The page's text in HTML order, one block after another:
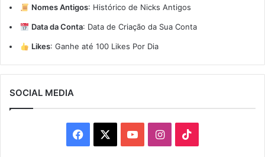
Nomes Antigos: Histórico de Nicks Antigos
Data da Conta: Data de Criação da Sua Conta
Likes: Ganhe até 100 Likes Por Dia
SOCIAL MEDIA
Facebook YouTubeInstagram